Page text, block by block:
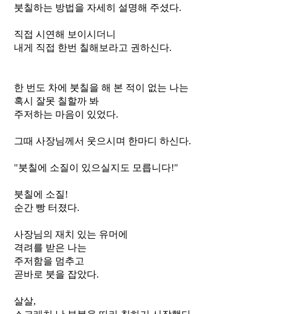
붓칠하는 방법을 자세히 설명해 주셨다.
직접 시연해 보이시더니
내게 직접 한번 칠해보라고 권하신다.
한 번도 차에 붓칠을 해 본 적이 없는 나는
혹시 잘못 칠할까 봐
주저하는 마음이 있었다.
그때 사장님께서 웃으시며 한마디 하신다.
"붓칠에 소질이 있으실지도 모릅니다!"
붓칠에 소질!
순간 빵 터졌다.
사장님의 재치 있는 유머에
격려를 받은 나는
주저함을 멈추고
곧바로 붓을 잡았다.
살살,